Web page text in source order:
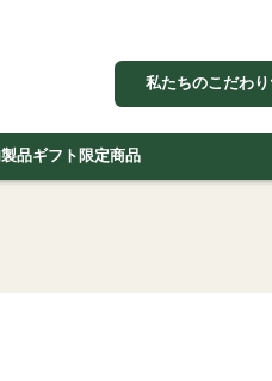
私たちのこだわり
品ギフト 限定商品